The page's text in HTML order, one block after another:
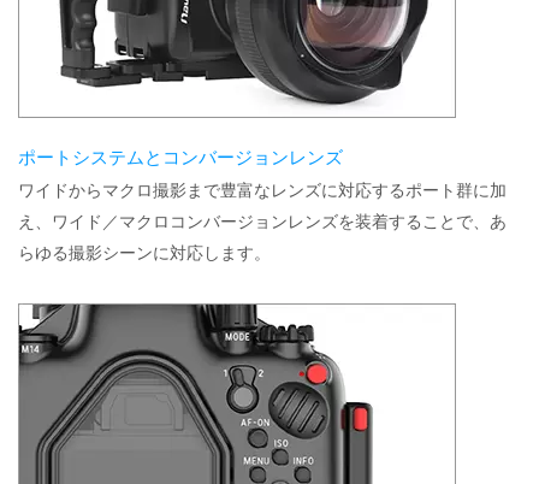
ポートシステムとコンバージョンレンズ
ワイドからマクロ撮影まで豊富なレンズに対応するポート群に加
え、ワイド／マクロコンバージョンレンズを装着することで、あ
らゆる撮影シーンに対応します。